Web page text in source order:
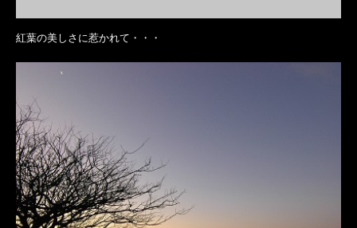
紅葉の美しさに惹かれて・・・